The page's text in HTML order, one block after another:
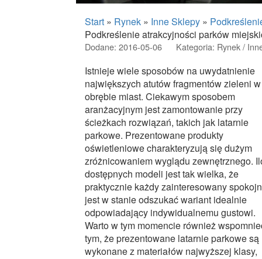
Start » Rynek » Inne Sklepy »
Podkreślenie atrakcyjności parków
Dodane: 2016-05-06 Kategoria: Rynek /
Istnieje wiele sposobów na uwydatnienie
największych atutów fragmentów zieleni w
obrębie miast. Ciekawym sposobem
aranżacyjnym jest zamontowanie przy
ścieżkach rozwiązań, takich jak latarnie
parkowe. Prezentowane produkty
oświetleniowe charakteryzują się dużym
zróżnicowaniem wyglądu zewnętrznego.
dostępnych modeli jest tak wielka, że
praktycznie każdy zainteresowany
jest w stanie odszukać wariant idealnie
odpowiadający indywidualnemu gustowi.
Warto w tym momencie również
tym, że prezentowane latarnie parkowe są
wykonane z materiałów najwyższej klasy,